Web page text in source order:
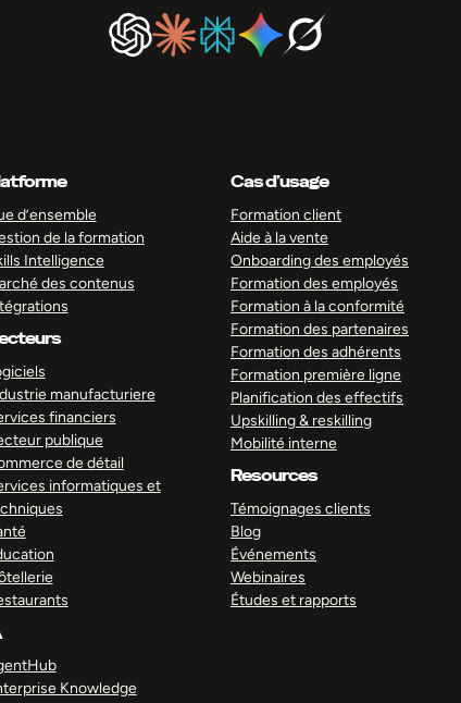
d’ensemble
de la formation
Intelligence
des contenus
manufacturiere
financiers
publique
de détail
informatiques et
Knowledge
Cas d’usage
Formation client
Aide à la vente
Onboarding des employés
Formation des employés
Formation à la conformité
Formation des partenaires
Formation des adhérents
Formation première ligne
Planification des effectifs
Upskilling & reskilling
Mobilité interne
Resources
Témoignages clients
Blog
Événements
Webinaires
Études et rapports